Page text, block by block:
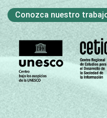
Conozca nuestro